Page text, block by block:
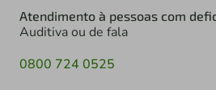
Atendimento à pessoas com
Auditiva ou de fala
0800 724 0525